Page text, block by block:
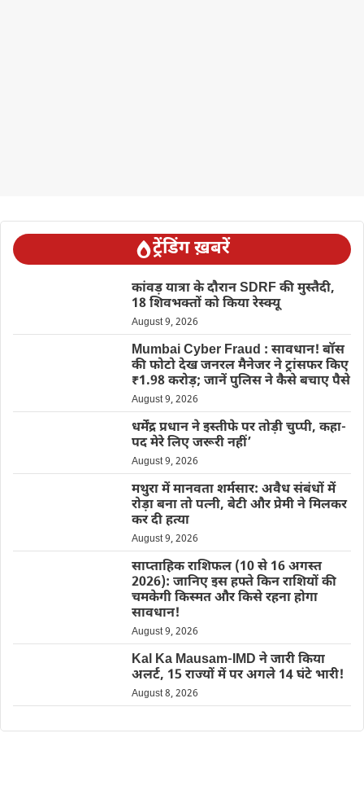
ट्रेंडिंग ख़बरें
कांवड़ यात्रा के दौरान SDRF की मुस्तैदी,
18 शिवभक्तों को किया रेस्क्यू
August 9, 2026
Mumbai Cyber Fraud : सावधान! बॉस
की फोटो देख जनरल मैनेजर ने ट्रांसफर किए
₹1.98 करोड़; जानें पुलिस ने कैसे बचाए पैसे
August 9, 2026
धर्मेंद्र प्रधान ने इस्तीफे पर तोड़ी चुप्पी, कहा-
पद मेरे लिए जरूरी नहीं’
August 9, 2026
मथुरा में मानवता शर्मसार: अवैध संबंधों में
रोड़ा बना तो पत्नी, बेटी और प्रेमी ने मिलकर
कर दी हत्या
August 9, 2026
साप्ताहिक राशिफल (10 से 16 अगस्त
2026): जानिए इस हफ्ते किन राशियों की
चमकेगी किस्मत और किसे रहना होगा
सावधान!
August 9, 2026
Kal Ka Mausam-IMD ने जारी किया
अलर्ट, 15 राज्यों में पर अगले 14 घंटे भारी!
August 8, 2026